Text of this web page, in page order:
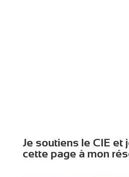
Je soutiens le CIE et
cette page à mon